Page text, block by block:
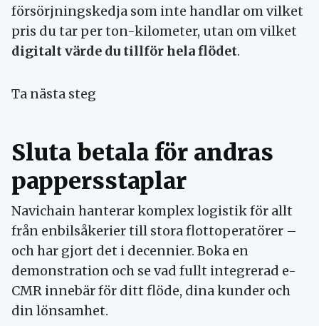
försörjningskedja som inte handlar om vilket
pris du tar per ton-kilometer, utan om vilket
digitalt värde du tillför hela flödet.
Ta nästa steg
Sluta betala för andras
pappersstaplar
Navichain hanterar komplex logistik för allt
från enbilsåkerier till stora flottoperatörer –
och har gjort det i decennier. Boka en
demonstration och se vad fullt integrerad e-
CMR innebär för ditt flöde, dina kunder och
din lönsamhet.